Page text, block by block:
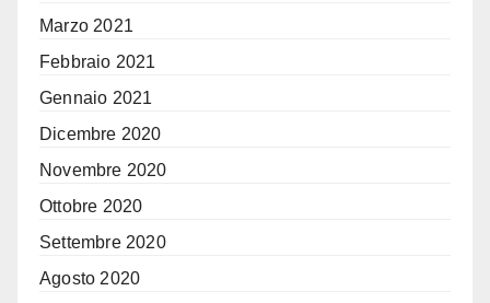
Marzo 2021
Febbraio 2021
Gennaio 2021
Dicembre 2020
Novembre 2020
Ottobre 2020
Settembre 2020
Agosto 2020